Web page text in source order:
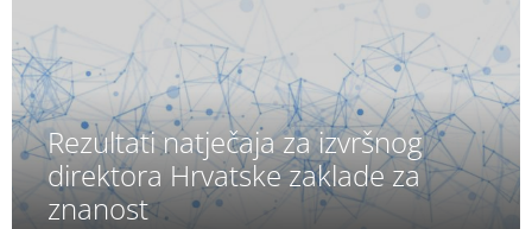
Rezultati natječaja za izvršnog
direktora Hrvatske zaklade za
znanost